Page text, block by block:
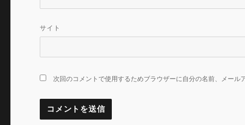
サイト
次回のコメントで使用するためブラウザーに自分の名前、メール